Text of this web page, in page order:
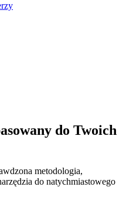
do Twoich
metodologia,
do natychmiastowego